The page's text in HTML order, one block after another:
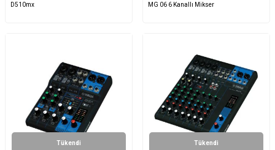
D510mx MG 06 6 Kanallı Mikser
Tükendi Tükendi